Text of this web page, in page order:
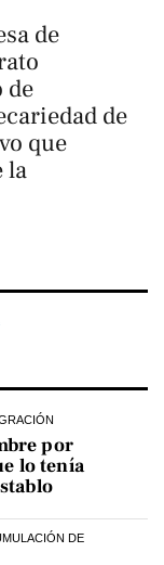
de
de
de
que
la
por
lo tenía
DE